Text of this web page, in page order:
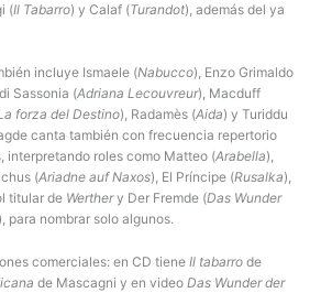
(Il Tabarro) y Calaf (Turandot), además del ya
incluye Ismaele (Nabucco), Enzo Grimaldo
Sassonia (Adriana Lecouvreur), Macduff
forza del Destino), Radamès (Aida) y Turiddu
canta también con frecuencia repertorio
interpretando roles como Matteo (Arabella),
(Ariadne auf Naxos), El Príncipe (Rusalka),
titular de Werthery Der Fremde (Das Wunder
para nombrar solo algunos.
comerciales: en CD tiene Il tabarro de
de Mascagni y en video Das Wunder der